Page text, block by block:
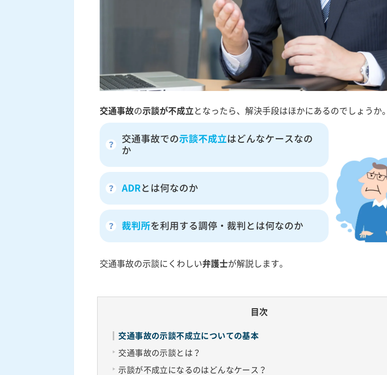
交通事故の示談が不成立 となったら、解決手段はほかにあるのでしょうか。
交通事故での示談不成立はどんなケースなの
か
ADR とは何なのか
裁判所を利用する調停・裁判とは何なのか
交通事故の示談にくわしい弁護士が解説します。
目次
交通事故の示談不成立についての基本
交通事故の示談とは？
示談が不成立になるのはどんなケース？